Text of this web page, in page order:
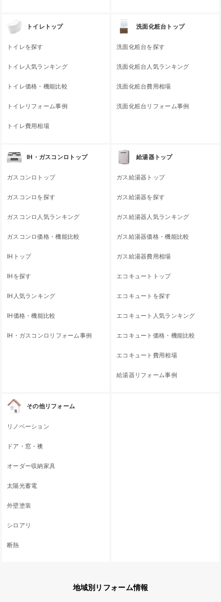
トイレトップ
トイレを探す
トイレ人気ランキング
トイレ価格・機能比較
トイレリフォーム事例
トイレ費用相場
洗面化粧台トップ
洗面化粧台を探す
洗面化粧台人気ランキング
洗面化粧台費用相場
洗面化粧台リフォーム事例
IH・ガスコンロトップ
ガスコンロトップ
ガスコンロを探す
ガスコンロ人気ランキング
ガスコンロ価格・機能比較
IHトップ
IHを探す
IH人気ランキング
IH価格・機能比較
IH・ガスコンロリフォーム事例
給湯器トップ
ガス給湯器トップ
ガス給湯器を探す
ガス給湯器人気ランキング
ガス給湯器価格・機能比較
ガス給湯器費用相場
エコキュートトップ
エコキュートを探す
エコキュート人気ランキング
エコキュート価格・機能比較
エコキュート費用相場
給湯器リフォーム事例
その他リフォーム
リノベーション
ドア・窓・襖
オーダー収納家具
太陽光蓄電
外壁塗装
シロアリ
断熱
地域別リフォーム情報